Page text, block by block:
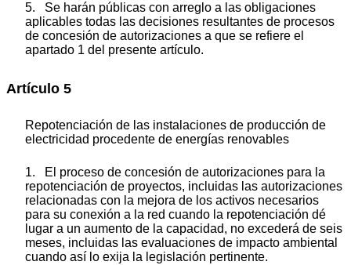
5. Se harán públicas con arreglo a las obligaciones
aplicables todas las decisiones resultantes de procesos
de concesión de autorizaciones a que se refiere el
apartado 1 del presente artículo.
Artículo 5
Repotenciación de las instalaciones de producción de
electricidad procedente de energías renovables
1. El proceso de concesión de autorizaciones para la
repotenciación de proyectos, incluidas las autorizaciones
relacionadas con la mejora de los activos necesarios
para su conexión a la red cuando la repotenciación dé
lugar a un aumento de la capacidad, no excederá de seis
meses, incluidas las evaluaciones de impacto ambiental
cuando así lo exija la legislación pertinente.